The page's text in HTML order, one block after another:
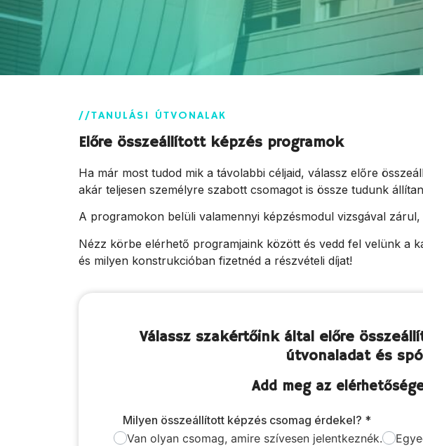
//TANULÁSI ÚTVONALAK
Előre összeállított képzés programok
Ha már most tudod mik a távolabbi céljaid, válassz előre
akár teljesen személyre szabott csomagot is össze tudunk
A programokon belüli valamennyi képzésmodul vizsgával
Nézz körbe elérhető programjaink között és vedd fel velünk a
és milyen konstrukcióban fizetnéd a részvételi díjat!
Válassz szakértőink által előre
útvonaladat és
Add meg az
Milyen összeállított képzés csomag érdekel? *
Van olyan csomag, amire szívesen jelentkeznék.